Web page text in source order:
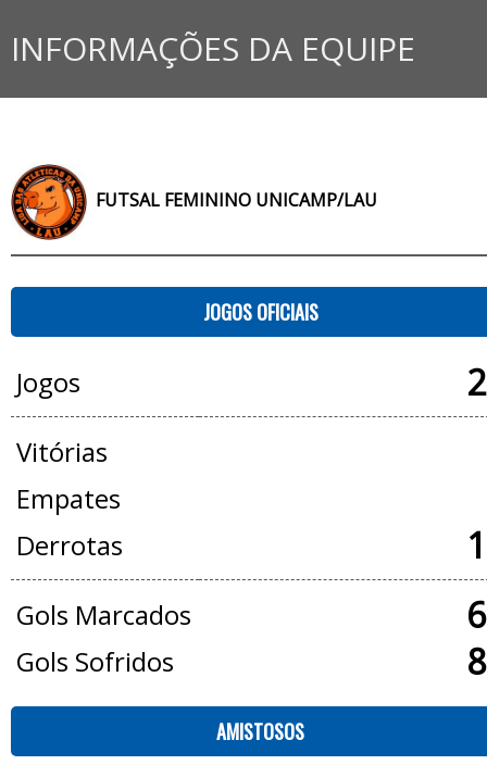
INFORMAÇÕES DA EQUIPE
FUTSAL FEMININO UNICAMP/LAU
JOGOS OFICIAIS
Jogos
Vitórias
Empates
Derrotas
Gols Marcados
Gols Sofridos
AMISTOSOS